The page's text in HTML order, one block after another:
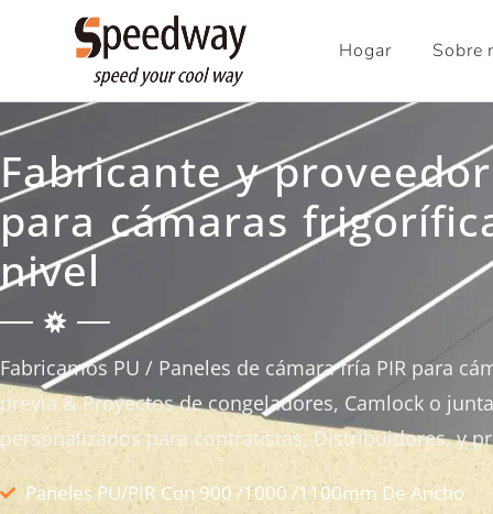
Hogar Sobre
Fabricante y
para cámaras
nivel
Fabricamos PU / Paneles de cámara fría PIR para
previa & Proyectos de congeladores, Camlock o
personalizados para contratistas, Distribuidores, y
Paneles PU/PIR Con 900 /1000 /1100mm De Ancho